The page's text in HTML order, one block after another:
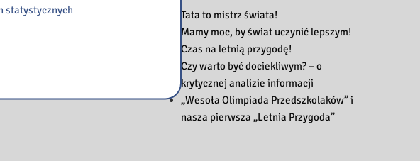
Tata to mistrz świata!
Mamy moc, by świat uczynić lepszym!
Czas na letnią przygodę!
Czy warto być dociekliwym? – o
krytycznej analizie informacji
„Wesoła Olimpiada Przedszkolaków” i
nasza pierwsza „Letnia Przygoda”
statystycznych